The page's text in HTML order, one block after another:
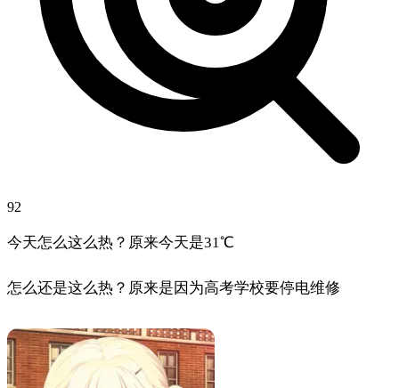
92
今天怎么这么热？原来今天是31℃
怎么还是这么热？原来是因为高考学校要停电维修